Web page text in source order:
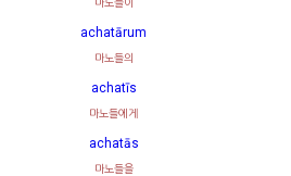
마노들이
achatārum
마노들의
achatīs
마노들에게
achatās
마노들을